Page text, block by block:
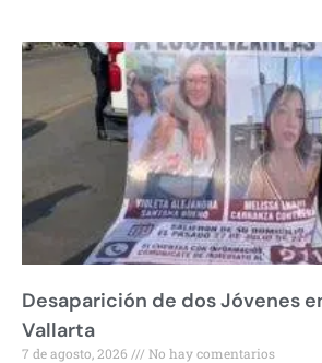
Desaparición de dos Jóvenes
Vallarta
7 de agosto, 2026 No hay comentarios